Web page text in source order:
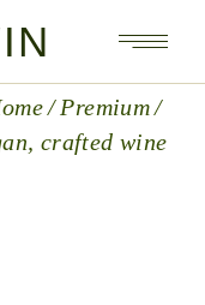
Premium
crafted wine